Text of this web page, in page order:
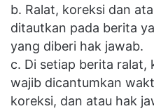
b. Ralat, koreksi dan
ditautkan pada berita
yang diberi hak jawab.
c. Di setiap berita ralat,
wajib dicantumkan
koreksi, dan atau hak